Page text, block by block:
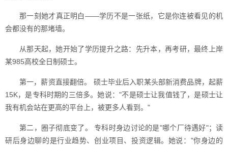
那一刻她才真正明白——学历不是一张纸，它是你连被看见的机
会都没有的那堵墙。
从那天起，她开始了学历提升之路：先升本，再考研，最终上岸
某985高校全日制硕士。
第一，薪资直接翻倍。 硕士毕业后入职某头部新消费品牌，起薪
15K，是专科时期的三倍多。她说："不是硕士让我值钱了，是硕士让
我有机会站在更高的平台上，被更多人看到。"
第二，圈子彻底变了。 专科时身边讨论的是"哪个厂待遇好"；读
研后身边聊的是行业趋势、创业项目、投资逻辑。她说："你身边的